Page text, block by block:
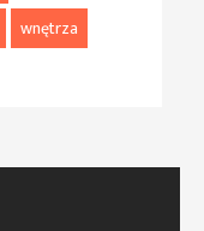
wnętrza